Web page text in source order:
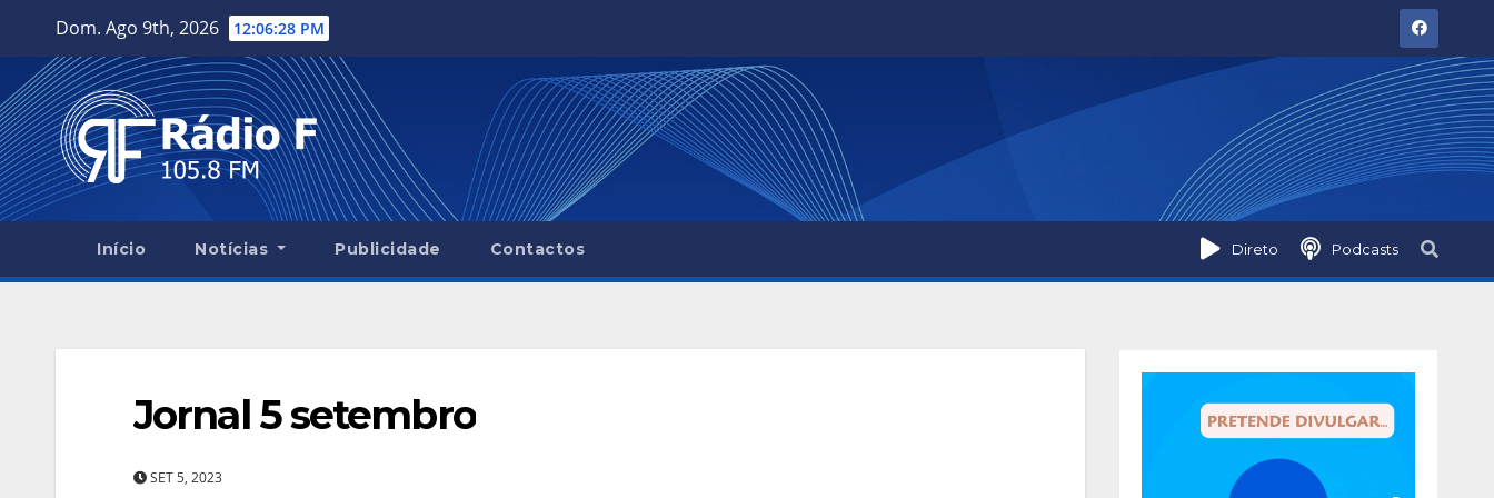
content
Dom. Ago 9th, 2026 12:06:29 PM
Direto Podcasts
Início Notícias Publicidade Contactos
Jornal 5 setembro
SET 5, 2023